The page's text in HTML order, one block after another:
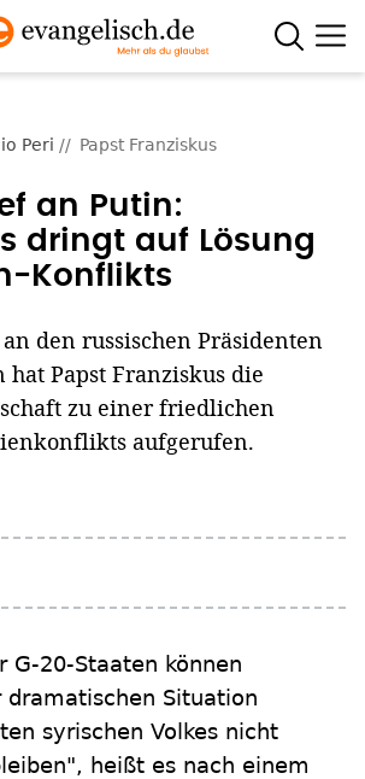
Peri Papst Franziskus
an Putin:
dringt auf Lösung
Konflikts
den russischen Präsidenten
Papst Franziskus die
zu einer friedlichen
aufgerufen.
G-20-Staaten können
dramatischen Situation
syrischen Volkes nicht
heißt es nach einem